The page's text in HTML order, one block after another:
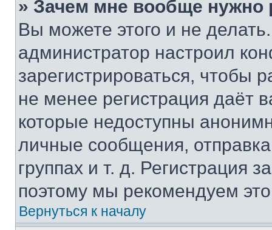
» Зачем мне вообще нужно
Вы можете этого и не
администратор настроил
зарегистрироваться, чтобы
не менее регистрация даёт
которые недоступны
личные сообщения,
группах и т. д. Регистрация
поэтому мы рекомендуем
Вернуться к началу